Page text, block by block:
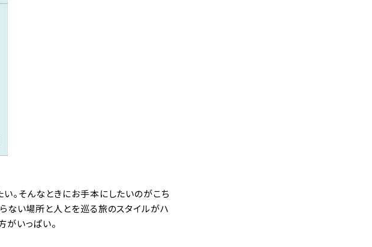
。そんなときにお手本にしたいのがこち
ない場所と人とを巡る旅のスタイルがハ
いっぱい。